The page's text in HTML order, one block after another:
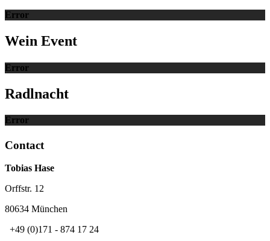
Error
Wein Event
Error
Radlnacht
Error
Contact
Tobias Hase
Orffstr. 12
80634 München
+49 (0)171 - 874 17 24